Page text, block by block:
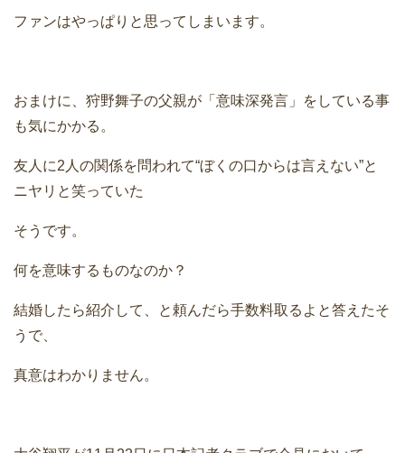
ファンはやっぱりと思ってしまいます。
おまけに、狩野舞子の父親が「意味深発言」をしている事
も気にかかる。
友人に2人の関係を問われて“ぼくの口からは言えない”と
ニヤリと笑っていた
そうです。
何を意味するものなのか？
結婚したら紹介して、と頼んだら手数料取るよと答えたそ
うで、
真意はわかりません。